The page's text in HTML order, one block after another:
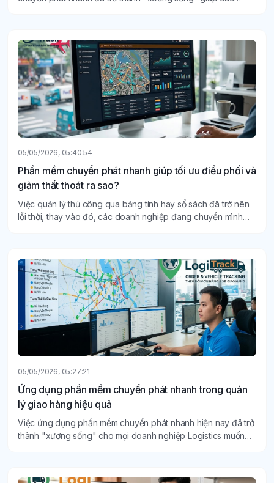
05/05/2026, 05:40:54
Phần mềm chuyển phát nhanh giúp tối ưu điều phối và
giảm thất thoát ra sao?
Việc quản lý thủ công qua bảng tính hay sổ sách đã trở nên
lỗi thời, thay vào đó, các doanh nghiệp đang chuyển mình
05/05/2026, 05:27:21
Ứng dụng phần mềm chuyển phát nhanh trong quản
lý giao hàng hiệu quả
Việc ứng dụng phần mềm chuyển phát nhanh hiện nay đã trở
thành "xương sống" cho mọi doanh nghiệp Logistics muốn